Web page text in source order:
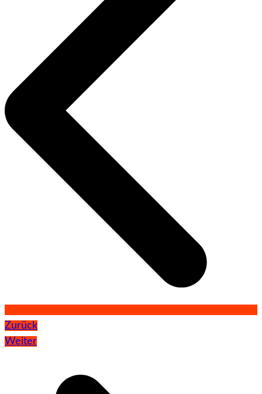
Zurück
Weiter